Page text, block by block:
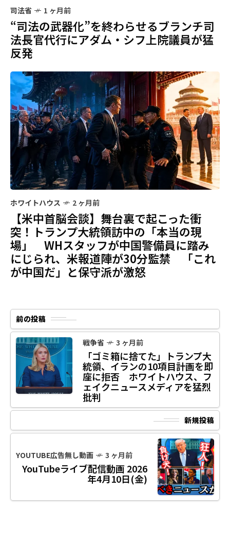
司法省 1 ヶ月前
“司法の武器化”を終わらせるブランチ司
法長官代行にアダム・シフ上院議員が猛
反発
ホワイトハウス 2 ヶ月前
【米中首脳会談】舞台裏で起こった衝
突！トランプ大統領訪中の「本当の現
場」 WHスタッフが中国警備員に踏み
にじられ、米報道陣が30分監禁 「これ
が中国だ」と保守派が激怒
前の投稿
戦争省 3 ヶ月前
「ゴミ箱に捨てた」トランプ大
統領、イランの10項目計画を即
座に拒否 ホワイトハウス、フ
ェイクニュースメディアを猛烈
批判
新規投稿
YOUTUBE広告無し動画 3 ヶ月前
YouTubeライブ配信動画 2026
年4月10日(金)